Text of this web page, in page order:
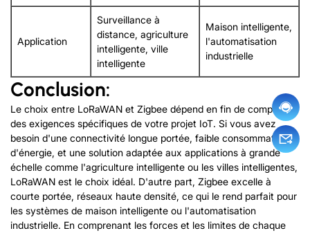
Application
Surveillance à
distance, agriculture
intelligente, ville
intelligente
Maison intelligente,
l'automatisation
industrielle
Conclusion:
Le choix entre LoRaWAN et Zigbee dépend en fin de compte
des exigences spécifiques de votre projet IoT. Si vous avez
besoin d'une connectivité longue portée, faible consommation
d'énergie, et une solution adaptée aux applications à grande
échelle comme l'agriculture intelligente ou les villes intelligentes,
LoRaWAN est le choix idéal. D'autre part, Zigbee excelle à
courte portée, réseaux haute densité, ce qui le rend parfait pour
les systèmes de maison intelligente ou l'automatisation
industrielle. En comprenant les forces et les limites de chaque